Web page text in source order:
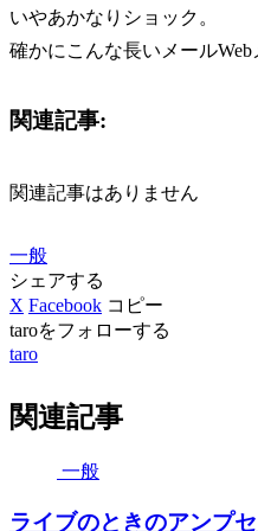
いやあかなりショック。
確かにこんな長いメール
関連記事:
関連記事はありません
一般
シェアする
X Facebook コピー
taroをフォローする
taro
関連記事
一般
ライブのときのアンプ